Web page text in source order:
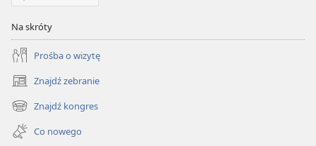
Na skróty
Prośba o wizytę
Znajdź zebranie
(opens
new
window)
Znajdź kongres
(opens
new
window)
Co nowego